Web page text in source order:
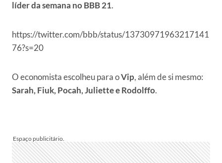
líder da semana no BBB 21.
https://twitter.com/bbb/status/13730971963217141
76?s=20
O economista escolheu para oVip, além de si mesmo:
Sarah, Fiuk, Pocah, Juliette e Rodolffo.